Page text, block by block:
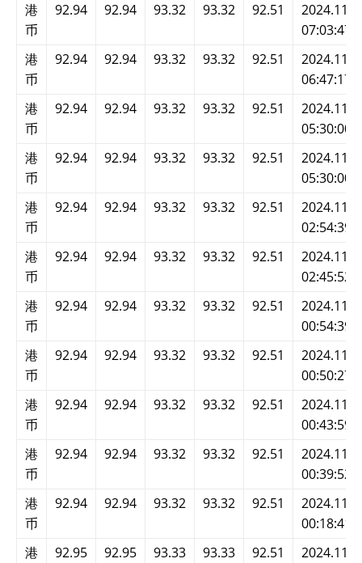
港
币
92.94 92.94 93.32 93.32 92.51
07:03:47
港
币
92.94 92.94 93.32 93.32 92.51
06:47:17
港
币
92.94 92.94 93.32 93.32 92.51
05:30:00
港
币
92.94 92.94 93.32 93.32 92.51
05:30:00
港
币
92.94 92.94 93.32 93.32 92.51
02:54:39
港
币
92.94 92.94 93.32 93.32 92.51
02:45:52
港
币
92.94 92.94 93.32 93.32 92.51
00:54:39
港
币
92.94 92.94 93.32 93.32 92.51
00:50:27
港
币
92.94 92.94 93.32 93.32 92.51
00:43:59
港
币
92.94 92.94 93.32 93.32 92.51
00:39:52
港
币
92.94 92.94 93.32 93.32 92.51
00:18:41
港
92.95 92.95 93.33 93.33 92.51